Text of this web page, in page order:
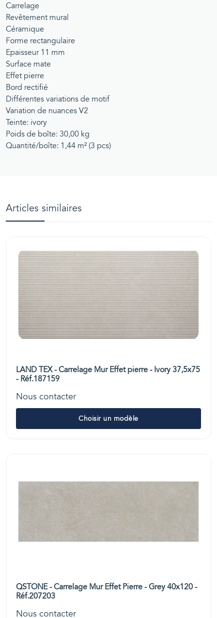
Carrelage
Revêtement mural
Céramique
Forme rectangulaire
Epaisseur 11 mm
Surface mate
Effet pierre
Bord rectifié
Différentes variations de motif
Variation de nuances V2
Teinte: ivory
Poids de boîte: 30,00 kg
Quantité/boîte: 1,44 m² (3 pcs)
Articles similaires
LAND TEX - Carrelage Mur Effet pierre - Ivory 37,5x75
- Réf.187159
Nous contacter
Choisir un modèle
QSTONE - Carrelage Mur Effet Pierre - Grey 40x120 -
Réf.207203
Nous contacter